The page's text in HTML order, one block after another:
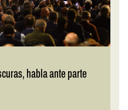
habla ante parte